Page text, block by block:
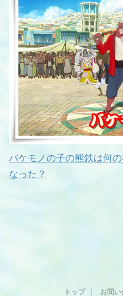
バケモノの子の熊鉄は何
なった？
トップ お問